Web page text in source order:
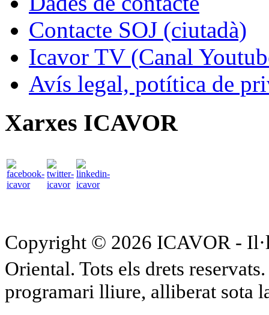
Contacte SOJ (ciutadà)
Icavor TV (Canal
Avís legal, potítica de
Xarxes ICAVOR
Copyright © 2026 ICAVOR -
Oriental. Tots els drets
programari lliure, alliberat sota